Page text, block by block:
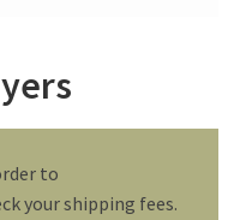
to
your shipping fees.